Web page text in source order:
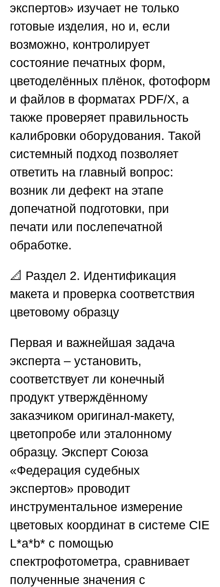
экспертов» изучает не только
готовые изделия, но и, если
возможно, контролирует
состояние печатных форм,
цветоделённых плёнок, фотоформ
и файлов в форматах PDF/X, а
также проверяет правильность
калибровки оборудования. Такой
системный подход позволяет
ответить на главный вопрос:
возник ли дефект на этапе
допечатной подготовки, при
печати или послепечатной
обработке.
📐 Раздел 2. Идентификация
макета и проверка соответствия
цветовому образцу
Первая и важнейшая задача
эксперта – установить,
соответствует ли конечный
продукт утверждённому
заказчиком оригинал-макету,
цветопробе или эталонному
образцу. Эксперт Союза
«Федерация судебных
экспертов» проводит
инструментальное измерение
цветовых координат в системе CIE
L*a*b* с помощью
спектрофотометра, сравнивает
полученные значения с